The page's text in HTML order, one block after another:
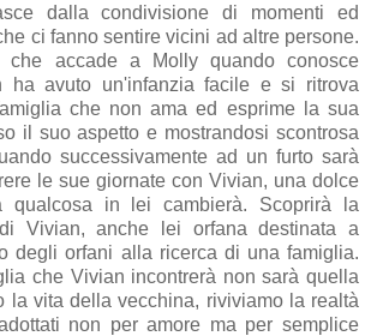
dalla condivisione di momenti ed
ci fanno sentire vicini ad altre persone.
che accade a Molly quando conosce
ha avuto un'infanzia facile e si ritrova
che non ama ed esprime la sua
il suo aspetto e mostrandosi scontrosa
successivamente ad un furto sarà
le sue giornate con Vivian, una dolce
qualcosa in lei cambierà. Scoprirà la
Vivian, anche lei orfana destinata a
degli orfani alla ricerca di una famiglia.
che Vivian incontrerà non sarà quella
la vita della vecchina, riviviamo la realtà
non per amore ma per semplice